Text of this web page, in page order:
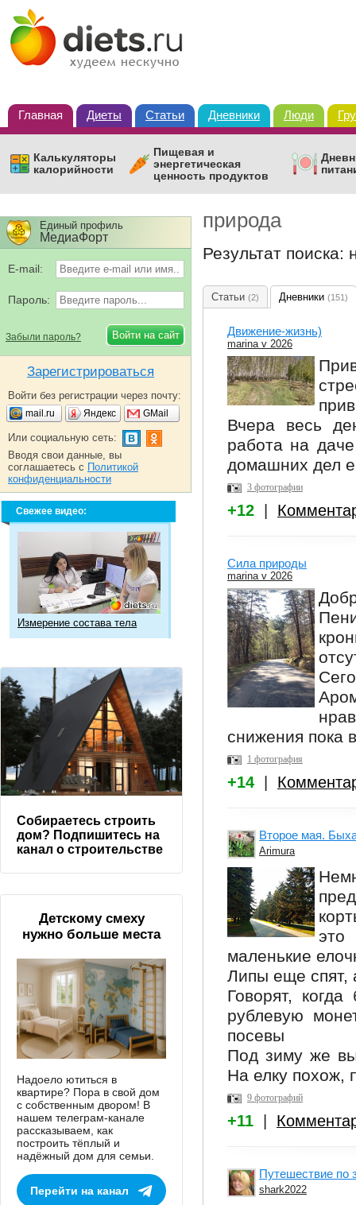
Главная Диеты Статьи Дневники Люди
Калькуляторы
калорийности
Пищевая и
энергетическая
ценность продуктов
природа
Результат
Статьи (2) Дневники (151)
Движение-жизнь)
marina v 2026
Вчера весь
работа на
домашних дел
3 фотографии
+12
Сила природы
marina v 2026
снижения пока
1 фотография
+14
Второе мая.
Arimura
маленькие
Липы еще спят,
Говорят,
рублевую
посевы
Под зиму же
На елку похож,
9 фотографий
+11
Путешествие по
shark2022
Единый профиль
МедиаФорт
E-mail:
Пароль:
Забыли пароль?
Зарегистрироваться
Войти без регистрации через почту:
mail.ru Яндекс GMail
Или социальную сеть:
Вводя свои данные, вы
соглашаетесь с Политикой
конфиденциальности
Свежее видео:
Измерение состава тела
Собираетесь строить
дом? Подпишитесь на
канал о строительстве
Детскому смеху
нужно больше места
Надоело ютиться в
квартире? Пора в свой дом
с собственным двором! В
нашем телеграм-канале
рассказываем, как
построить тёплый и
надёжный дом для семьи.
Перейти на канал